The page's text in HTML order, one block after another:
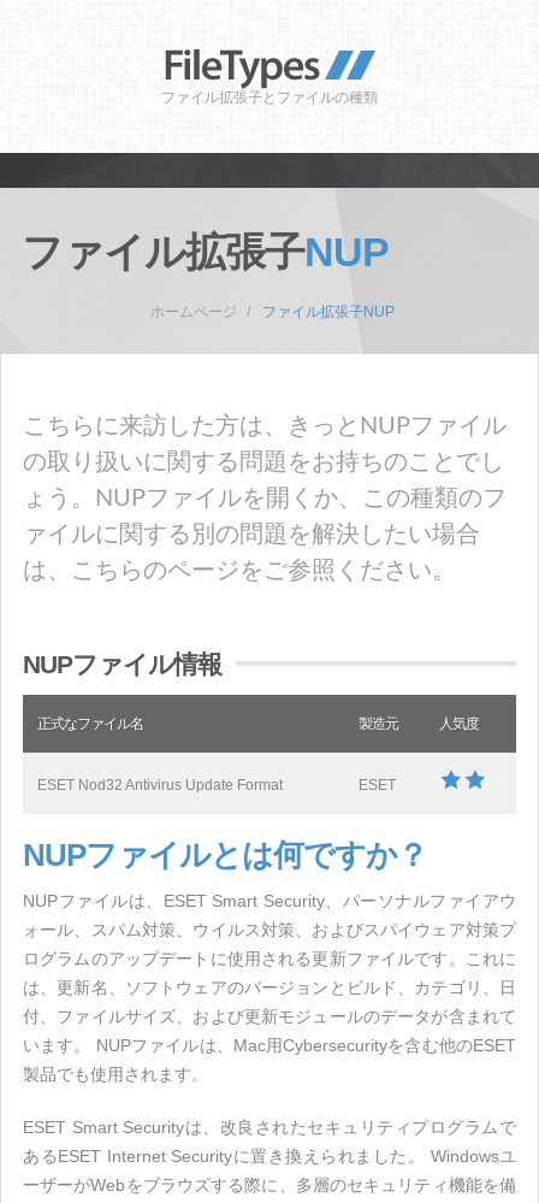
ファイル拡張子とファイルの種類
ファイル拡張子NUP
ホームページ ファイル拡張子NUP
こちらに来訪した方は、きっとNUPファイル
の取り扱いに関する問題をお持ちのことでし
ょう。NUPファイルを開くか、この種類のフ
ァイルに関する別の問題を解決したい場合
は、こちらのページをご参照ください。
NUPファイル情報
正式なファイル名 製造元 人気度
ESET Nod32 Antivirus Update Format ESET
NUPファイルとは何ですか？
NUPファイルは、ESET Smart Security、パーソナルファイアウ
ォール、スパム対策、ウイルス対策、およびスパイウェア対策プ
ログラムのアップデートに使用される更新ファイルです。これに
は、更新名、ソフトウェアのバージョンとビルド、カテゴリ、日
付、ファイルサイズ、および更新モジュールのデータが含まれて
います。 NUPファイルは、Mac用Cyber​​securityを含む他のESET
製品でも使用されます。
ESET Smart Securityは、改良されたセキュリティプログラムで
あるESET Internet Securityに置き換えられました。 Windowsユ
ーザーがWebをブラウズする際に、多層のセキュリティ機能を備